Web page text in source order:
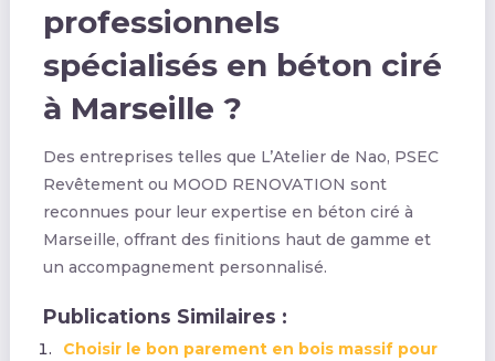
professionnels
spécialisés en béton ciré
à Marseille ?
Des entreprises telles que L’Atelier de Nao, PSEC
Revêtement ou MOOD RENOVATION sont
reconnues pour leur expertise en béton ciré à
Marseille, offrant des finitions haut de gamme et
un accompagnement personnalisé.
Publications Similaires :
Choisir le bon parement en bois massif pour